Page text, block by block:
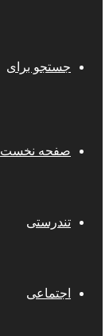
جستجو برای
صفحه نخست
تندرستی
اجتماعی